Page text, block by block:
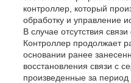
контроллер, который
обработку и управление
В случае отсутствия
Контроллер продолжает
основании ранее
восстановления связи с
произведенные за период